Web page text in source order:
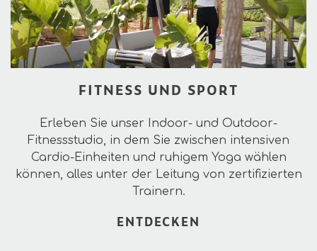
FITNESS UND SPORT
Erleben Sie unser Indoor- und Outdoor-
Fitnessstudio, in dem Sie zwischen intensiven
Cardio-Einheiten und ruhigem Yoga wählen
können, alles unter der Leitung von zertifizierten
Trainern.
ENTDECKEN